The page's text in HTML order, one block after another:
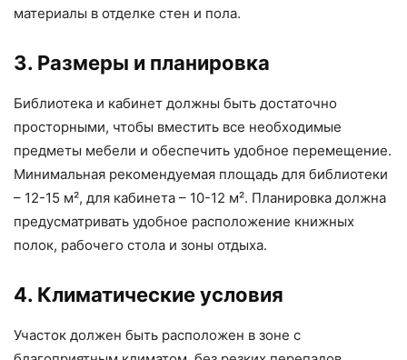
материалы в отделке стен и пола.
3. Размеры и планировка
Библиотека и кабинет должны быть достаточно
просторными, чтобы вместить все необходимые
предметы мебели и обеспечить удобное перемещение.
Минимальная рекомендуемая площадь для библиотеки
– 12-15 м², для кабинета – 10-12 м². Планировка должна
предусматривать удобное расположение книжных
полок, рабочего стола и зоны отдыха.
4. Климатические условия
Участок должен быть расположен в зоне с